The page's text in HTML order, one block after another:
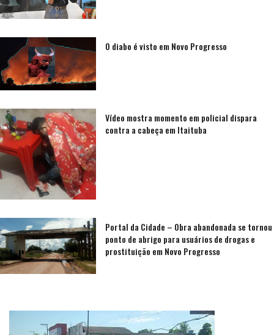
O diabo é visto em Novo Progresso
Vídeo mostra momento em policial dispara
contra a cabeça em Itaituba
Portal da Cidade – Obra abandonada se tornou
ponto de abrigo para usuários de drogas e
prostituição em Novo Progresso